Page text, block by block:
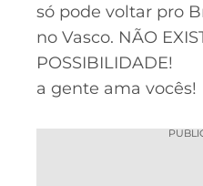
só pode voltar pro
no Vasco. NÃO
POSSIBILIDADE!
a gente ama vocês!